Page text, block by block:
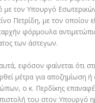
με τον Υπουργό
Πετρίδη, με τον οποίον
φόρμουλα
των άστεγων.
εφόσον φαίνεται ότι
μέτρα για αποζημίωση
ο κ. Περδίκης
του στον Υπουργό